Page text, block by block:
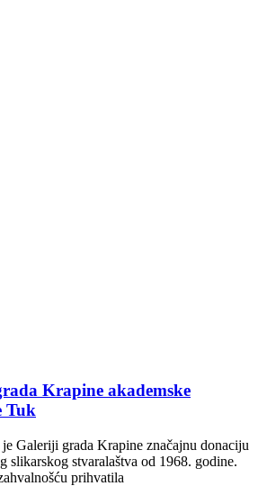
Krapine akademske
Tuk
Galeriji grada Krapine značajnu donaciju
slikarskog stvaralaštva od 1968. godine.
prihvatila